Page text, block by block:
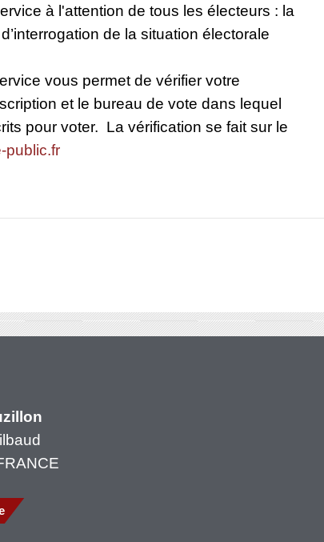
à l'attention de tous les électeurs : la
de la situation électorale
vous permet de vérifier votre
et le bureau de vote dans lequel
pour voter. La vérification se fait sur le
public.fr